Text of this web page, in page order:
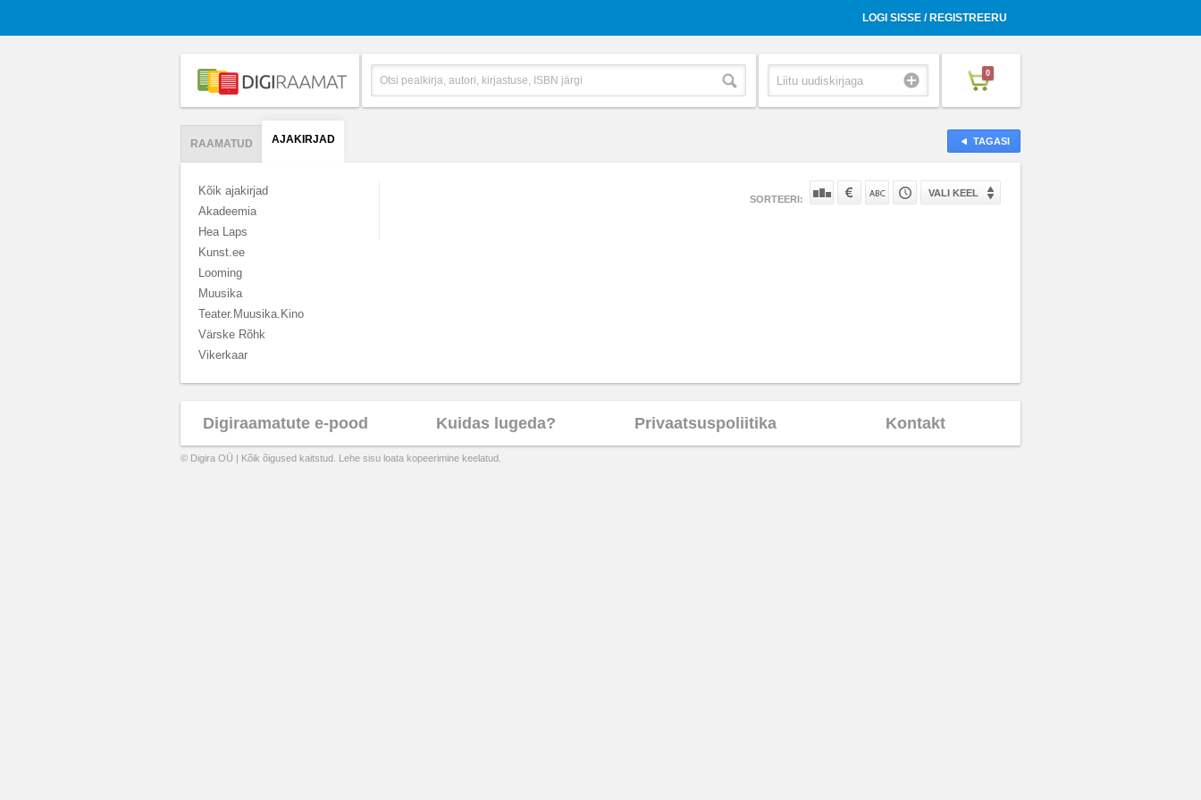
LOGI SISSE / REGISTREERU
0
TAGASI
RAAMATUD AJAKIRJAD
Kõik ajakirjad
Akadeemia
Hea Laps
Kunst.ee
Looming
Muusika
Teater.Muusika.Kino
Värske Rõhk
Vikerkaar
SORTEERI:
VALI KEEL
Digiraamatute e-pood Kuidas lugeda? Privaatsuspoliitika Kontakt
© Digira OÜ | Kõik õigused kaitstud. Lehe sisu loata kopeerimine keelatud.